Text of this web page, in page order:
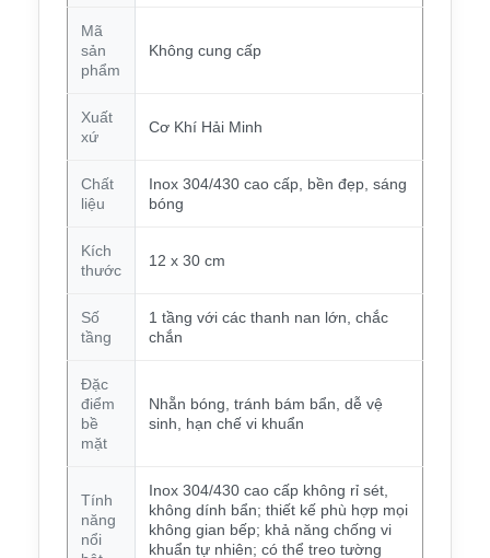
Mã
sản
phẩm
Không cung cấp
Xuất
xứ
Cơ Khí Hải Minh
Chất
liệu
Inox 304/430 cao cấp, bền đẹp, sáng
bóng
Kích
thước
12 x 30 cm
Số
tầng
1 tầng với các thanh nan lớn, chắc
chắn
Đặc
điểm
bề
mặt
Nhẵn bóng, tránh bám bẩn, dễ vệ
sinh, hạn chế vi khuẩn
Tính
năng
nổi
Inox 304/430 cao cấp không rỉ sét,
không dính bẩn; thiết kế phù hợp mọi
không gian bếp; khả năng chống vi
khuẩn tự nhiên; có thể treo tường